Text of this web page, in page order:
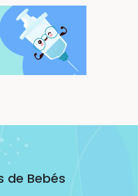
de Bebés